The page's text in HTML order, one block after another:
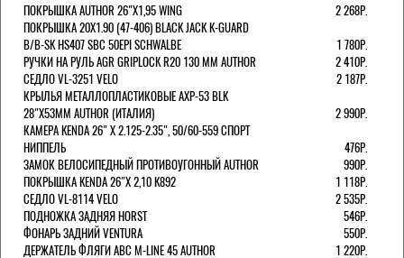
ПОКРЫШКА AUTHOR 26"Х1,95 WING
2 268Р.
ПОКРЫШКА 20X1.90 (47-406) BLACK JACK K-GUARD
B/B-SK HS407 SBC 50EPI SCHWALBE
1 780Р.
РУЧКИ НА РУЛЬ AGR GRIPLOCK R20 130 ММ AUTHOR
2 410Р.
СЕДЛО VL-3251 VELO
2 187Р.
КРЫЛЬЯ МЕТАЛЛОПЛАСТИКОВЫЕ AXP-53 BLK
28"Х53ММ AUTHOR (ИТАЛИЯ)
2 990Р.
КАМЕРА KENDA 26" Х 2.125-2.35", 50/60-559 СПОРТ
НИППЕЛЬ
476Р.
ЗАМОК ВЕЛОСИПЕДНЫЙ ПРОТИВОУГОННЫЙ AUTHOR
990Р.
ПОКРЫШКА KENDA 26"Х 2,10 K892
1 118Р.
СЕДЛО VL-8114 VELO
2 535Р.
ПОДНОЖКА ЗАДНЯЯ HORST
546Р.
ФОНАРЬ ЗАДНИЙ VENTURA
550Р.
ДЕРЖАТЕЛЬ ФЛЯГИ АВС M-LINE 45 AUTHOR
1 220Р.